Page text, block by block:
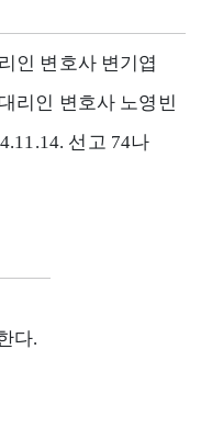
인 변호사 변기엽
리인 변호사 노영빈
선고 74나
다.